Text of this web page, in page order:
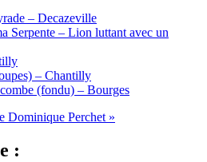
– Decazeville
Serpente – Lion luttant avec un
– Chantilly
(fondu) – Bourges
Dominique Perchet »
: